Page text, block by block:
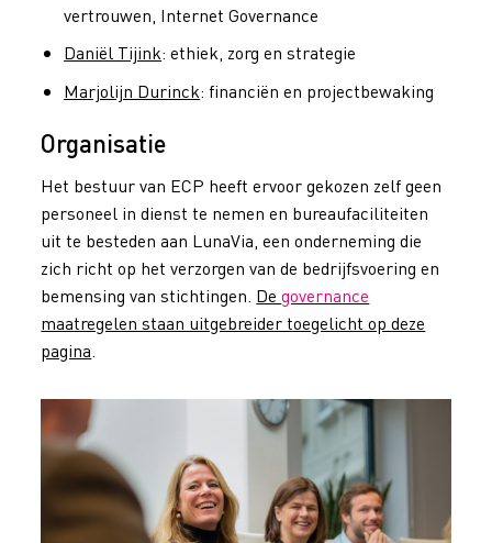
vertrouwen, Internet Governance
Daniël Tijink: ethiek, zorg en strategie
Marjolijn Durinck: financiën en projectbewaking
Organisatie
Het bestuur van ECP heeft ervoor gekozen zelf geen
personeel in dienst te nemen en bureaufaciliteiten
uit te besteden aan LunaVia, een onderneming die
zich richt op het verzorgen van de bedrijfsvoering en
bemensing van stichtingen. Degovernance
maatregelen staan uitgebreider toegelicht op deze
pagina